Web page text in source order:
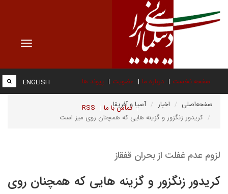
Toggle
صفحه نخست درباره ما عضویت پیوند ها
تماس با ما RSS
ENGLISH
صفحه‌اصلی اخبار
آسیا و آفریقا
کریدور زنگزور و گزینه هایی که همچنان روی میز است
لزوم عدم غفلت از بحران قفقاز
کریدور زنگزور و گزینه هایی که همچنان روی